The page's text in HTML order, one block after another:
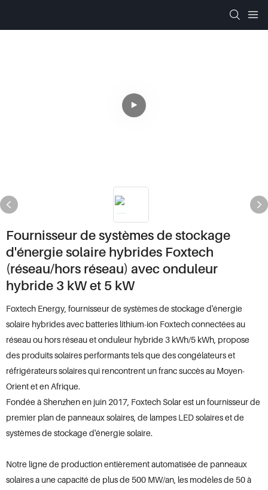
Fournisseur de systèmes de stockage
d'énergie solaire hybrides Foxtech
(réseau/hors réseau) avec onduleur
hybride 3 kW et 5 kW
Foxtech Energy, fournisseur de systèmes de stockage d'énergie
solaire hybrides avec batteries lithium-ion Foxtech connectées au
réseau ou hors réseau et onduleur hybride 3 kWh/5 kWh, propose
des produits solaires performants tels que des congélateurs et
réfrigérateurs solaires qui rencontrent un franc succès au Moyen-
Orient et en Afrique.
Fondée à Shenzhen en juin 2017, Foxtech Solar est un fournisseur de
premier plan de panneaux solaires, de lampes LED solaires et de
systèmes de stockage d'énergie solaire.
Notre ligne de production entièrement automatisée de panneaux
solaires a une capacité de plus de 500 MW/an, les modèles de 50 à